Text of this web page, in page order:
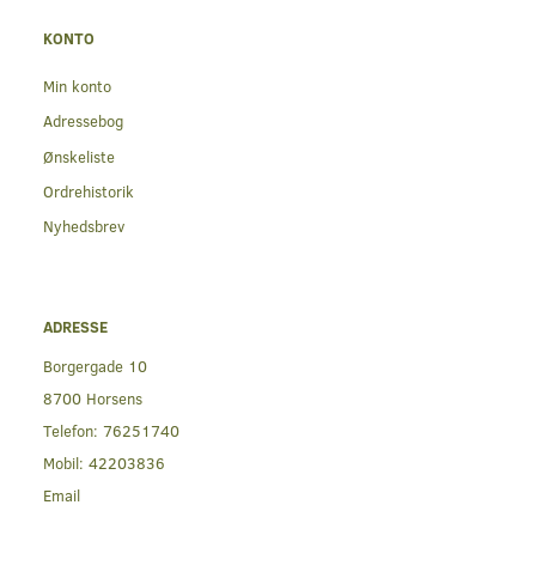
KONTO
Min konto
Adressebog
Ønskeliste
Ordrehistorik
Nyhedsbrev
ADRESSE
Borgergade 10
8700 Horsens
Telefon: 76251740
Mobil: 42203836
Email